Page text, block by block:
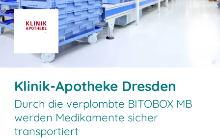
Klinik-Apotheke Dresden
Durch die verplombte BITOBOX MB
werden Medikamente sicher
transportiert